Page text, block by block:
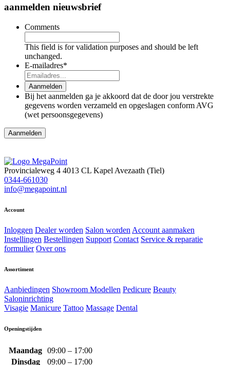
aanmelden nieuwsbrief
Comments
This field is for validation purposes and should be left
unchanged.
E-mailadres*
Aanmelden
Bij het aanmelden ga je akkoord dat de door jou verstrekte
gegevens worden verzameld en opgeslagen conform AVG
(wet persoonsgegevens)
Aanmelden
Provincialeweg 4 4013 CL Kapel Avezaath (Tiel)
0344-661030
info@megapoint.nl
Account
Inloggen Dealer worden Salon worden Account aanmaken
Instellingen Bestellingen Support Contact Service & reparatie
formulier Over ons
Assortiment
Aanbiedingen Showroom Modellen Pedicure Beauty
Saloninrichting
Visagie Manicure Tattoo Massage Dental
Openingstijden
Maandag 09:00 – 17:00
Dinsdag
09:00 – 17:00